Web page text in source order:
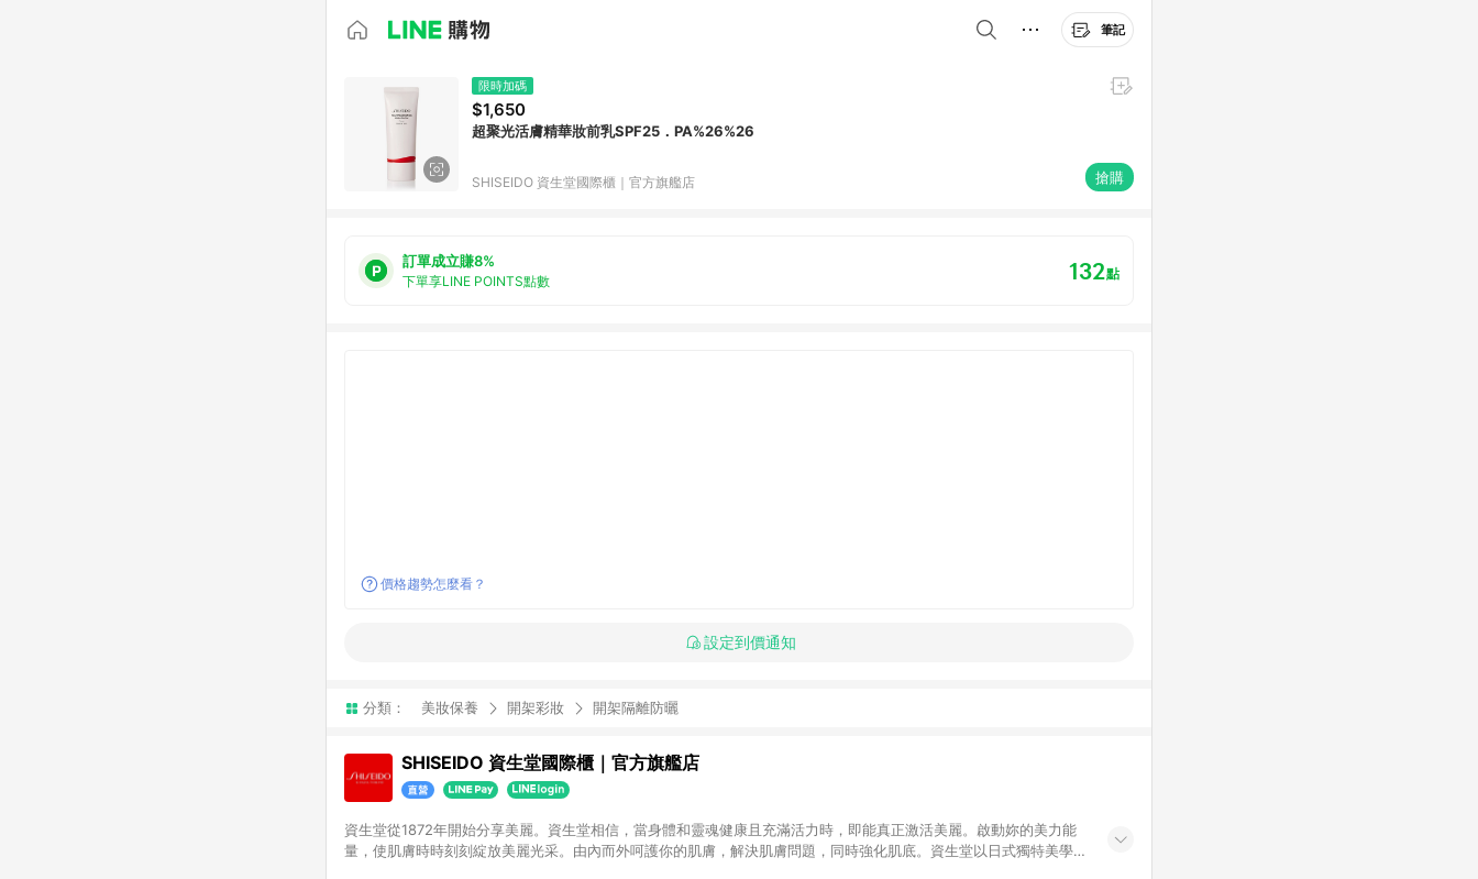
筆記
限時加碼
$1,650
超聚光活膚精華妝前乳SPF25．PA%26%26
SHISEIDO 資生堂國際櫃｜官方旗艦店 搶購
訂單成立賺8%
下單享LINE POINTS點數 132點
價格趨勢怎麼看？
設定到價通知
分類： 美妝保養 開架彩妝 開架隔離防曬
SHISEIDO 資生堂國際櫃｜官方旗艦店
資生堂從1872年開始分享美麗。資生堂相信，當身體和靈魂健康且充滿活力時，即能真正激活美麗。啟動妳的美力能
量，使肌膚時時刻刻綻放美麗光采。由內而外呵護你的肌膚，解決肌膚問題，同時強化肌底。資生堂以日式獨特美學，